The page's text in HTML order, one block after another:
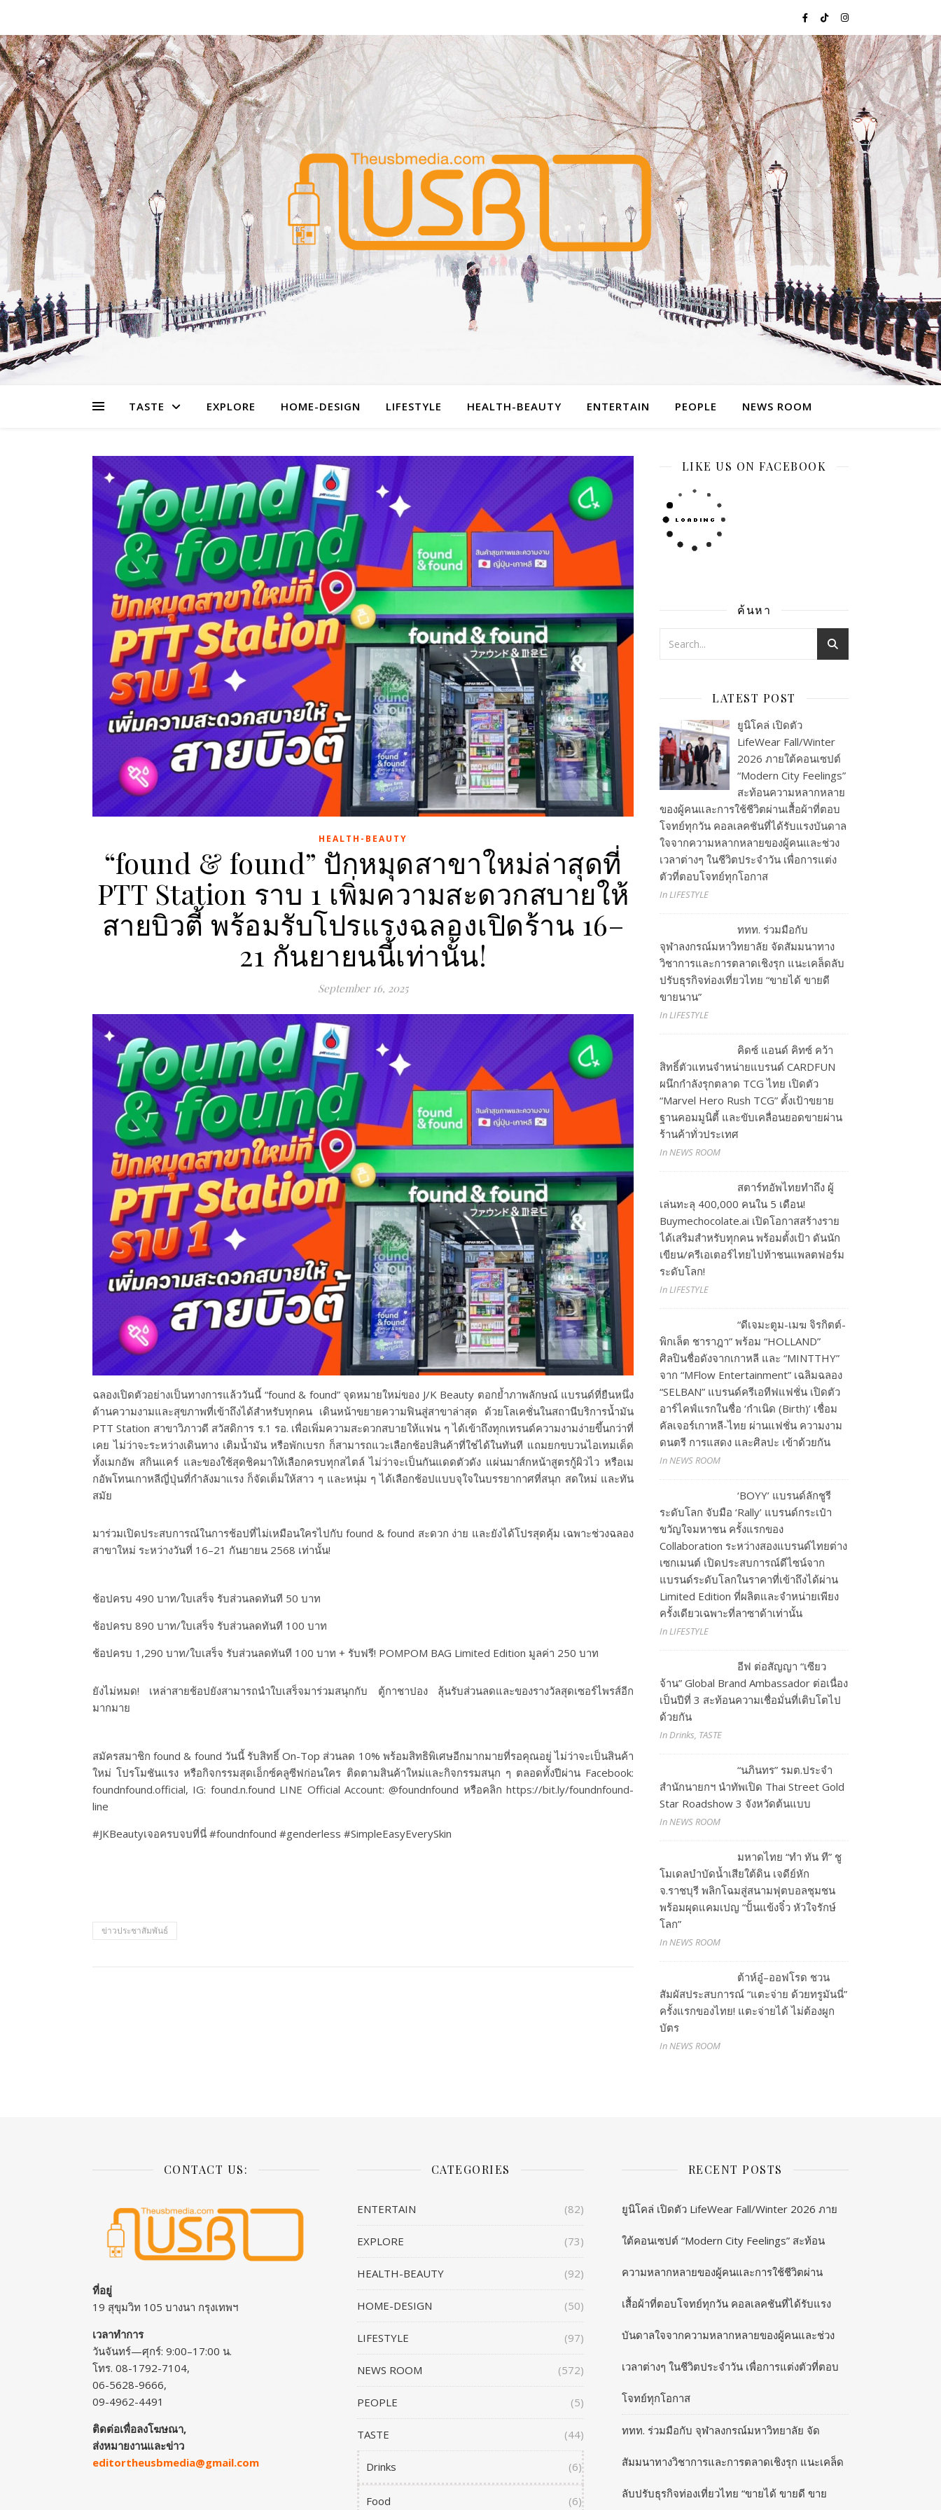
TASTE EXPLORE HOME-DESIGN LIFESTYLE HEALTH-BEAUTY ENTERTAIN PEOPLE NEWS ROOM
HEALTH-BEAUTY
“found & found” ปักหมุดสาขาใหม่ล่าสุดที่
PTT Station ราบ 1 เพิ่มความสะดวกสบายให้
สายบิวตี้ พร้อมรับโปรแรงฉลองเปิดร้าน 16–
21 กันยายนนี้เท่านั้น!
September 16, 2025
ฉลองเปิดตัวอย่างเป็นทางการแล้ววันนี้ “found & found” จุดหมายใหม่ของ J/K Beauty ตอกย้ำภาพลักษณ์ แบรนด์ที่ยืนหนึ่ง
ด้านความงามและสุขภาพที่เข้าถึงได้สำหรับทุกคน เดินหน้าขยายความฟินสู่สาขาล่าสุด ด้วยโลเคชั่นในสถานีบริการน้ำมัน
PTT Station สาขาวิภาวดี สวัสดิการ ร.1 รอ. เพื่อเพิ่มความสะดวกสบายให้แฟน ๆ ได้เข้าถึงทุกเทรนด์ความงามง่ายขึ้นกว่าที่
เคย ไม่ว่าจะระหว่างเดินทาง เติมน้ำมัน หรือพักเบรก ก็สามารถแวะเลือกช้อปสินค้าที่ใช่ได้ในทันที แถมยกขบวนไอเทมเด็ด
ทั้งเมกอัพ สกินแคร์ และของใช้สุดชิคมาให้เลือกครบทุกสไตล์ ไม่ว่าจะเป็นกันแดดตัวดัง แผ่นมาส์กหน้าสูตรกู้ผิวไว หรือเม
กอัพโทนเกาหลีญี่ปุ่นที่กำลังมาแรง ก็จัดเต็มให้สาว ๆ และหนุ่ม ๆ ได้เลือกช้อปแบบจุใจในบรรยากาศที่สนุก สดใหม่ และทัน
สมัย
มาร่วมเปิดประสบการณ์ในการช้อปที่ไม่เหมือนใครไปกับ found & found สะดวก ง่าย และยังได้โปรสุดคุ้ม เฉพาะช่วงฉลอง
สาขาใหม่ ระหว่างวันที่ 16–21 กันยายน 2568 เท่านั้น!
ช้อปครบ 490 บาท/ใบเสร็จ รับส่วนลดทันที 50 บาท
ช้อปครบ 890 บาท/ใบเสร็จ รับส่วนลดทันที 100 บาท
ช้อปครบ 1,290 บาท/ใบเสร็จ รับส่วนลดทันที 100 บาท + รับฟรี! POMPOM BAG Limited Edition มูลค่า 250 บาท
ยังไม่หมด! เหล่าสายช้อปยังสามารถนำใบเสร็จมาร่วมสนุกกับ ตู้กาชาปอง ลุ้นรับส่วนลดและของรางวัลสุดเซอร์ไพรส์อีก
มากมาย
สมัครสมาชิก found & found วันนี้ รับสิทธิ์ On-Top ส่วนลด 10% พร้อมสิทธิพิเศษอีกมากมายที่รอคุณอยู่ ไม่ว่าจะเป็นสินค้า
ใหม่ โปรโมชันแรง หรือกิจกรรมสุดเอ็กซ์คลูซีฟก่อนใคร ติดตามสินค้าใหม่และกิจกรรมสนุก ๆ ตลอดทั้งปีผ่าน Facebook:
foundnfound.official, IG: found.n.found LINE Official Account: @foundnfound หรือคลิก https://bit.ly/foundnfound-
line
#JKBeautyเจอครบจบที่นี่ #foundnfound #genderless #SimpleEasyEverySkin
ข่าวประชาสัมพันธ์
LIKE US ON FACEBOOK
ค้นหา
LATEST POST
ยูนิโคล่ เปิดตัว
LifeWear Fall/Winter
2026 ภายใต้คอนเซปต์
“Modern City Feelings”
สะท้อนความหลากหลาย
ของผู้คนและการใช้ชีวิตผ่านเสื้อผ้าที่ตอบ
โจทย์ทุกวัน คอลเลคชันที่ได้รับแรงบันดาล
ใจจากความหลากหลายของผู้คนและช่วง
เวลาต่างๆ ในชีวิตประจำวัน เพื่อการแต่ง
ตัวที่ตอบโจทย์ทุกโอกาส
In LIFESTYLE
ททท. ร่วมมือกับ
จุฬาลงกรณ์มหาวิทยาลัย จัดสัมมนาทาง
วิชาการและการตลาดเชิงรุก แนะเคล็ดลับ
ปรับธุรกิจท่องเที่ยวไทย “ขายได้ ขายดี
ขายนาน”
In LIFESTYLE
คิดซ์ แอนด์ คิทซ์ คว้า
สิทธิ์ตัวแทนจำหน่ายแบรนด์ CARDFUN
ผนึกกำลังรุกตลาด TCG ไทย เปิดตัว
“Marvel Hero Rush TCG” ตั้งเป้าขยาย
ฐานคอมมูนิตี้ และขับเคลื่อนยอดขายผ่าน
ร้านค้าทั่วประเทศ
In NEWS ROOM
สตาร์ทอัพไทยทำถึง ผู้
เล่นทะลุ 400,000 คนใน 5 เดือน!
Buymechocolate.ai เปิดโอกาสสร้างราย
ได้เสริมสำหรับทุกคน พร้อมตั้งเป้า ดันนัก
เขียน/ครีเอเตอร์ไทยไปท้าชนแพลตฟอร์ม
ระดับโลก!
In LIFESTYLE
“ดีเจมะตูม-เมฆ จิรกิตต์-
พิกเล็ต ชาราฎา” พร้อม “HOLLAND”
ศิลปินชื่อดังจากเกาหลี และ “MINTTHY”
จาก “MFlow Entertainment” เฉลิมฉลอง
“SELBAN” แบรนด์ครีเอทีฟแฟชั่น เปิดตัว
อาร์ไคฟ์แรกในชื่อ ‘กำเนิด (Birth)’ เชื่อม
คัลเจอร์เกาหลี-ไทย ผ่านแฟชั่น ความงาม
ดนตรี การแสดง และศิลปะ เข้าด้วยกัน
In NEWS ROOM
‘BOYY’ แบรนด์ลักชูรี
ระดับโลก จับมือ ‘Rally’ แบรนด์กระเป๋า
ขวัญใจมหาชน ครั้งแรกของ
Collaboration ระหว่างสองแบรนด์ไทยต่าง
เซกเมนต์ เปิดประสบการณ์ดีไซน์จาก
แบรนด์ระดับโลกในราคาที่เข้าถึงได้ผ่าน
Limited Edition ที่ผลิตและจำหน่ายเพียง
ครั้งเดียวเฉพาะที่ลาซาด้าเท่านั้น
In LIFESTYLE
อีฟ ต่อสัญญา “เซียว
จ้าน” Global Brand Ambassador ต่อเนื่อง
เป็นปีที่ 3 สะท้อนความเชื่อมั่นที่เติบโตไป
ด้วยกัน
In Drinks, TASTE
“นภินทร” รมต.ประจำ
สำนักนายกฯ นำทัพเปิด Thai Street Gold
Star Roadshow 3 จังหวัดต้นแบบ
In NEWS ROOM
มหาดไทย “ทำ ทัน ที” ชู
โมเดลบำบัดน้ำเสียใต้ดิน เจดีย์หัก
จ.ราชบุรี พลิกโฉมสู่สนามฟุตบอลชุมชน
พร้อมผุดแคมเปญ “ปั้นแข้งจิ๋ว หัวใจรักษ์
โลก”
In NEWS ROOM
ต้าห์อู๋–ออฟโรด ชวน
สัมผัสประสบการณ์ “แตะจ่าย ด้วยทรูมันนี่”
ครั้งแรกของไทย! แตะจ่ายได้ ไม่ต้องผูก
บัตร
In NEWS ROOM
CONTACT US:
ที่อยู่
19 สุขุมวิท 105 บางนา กรุงเทพฯ
เวลาทำการ
วันจันทร์—ศุกร์: 9:00–17:00 น.
โทร. 08-1792-7104,
06-5628-9666,
09-4962-4491
ติดต่อเพื่อลงโฆษณา,
ส่งหมายงานและข่าว
editortheusbmedia@gmail.com
CATEGORIES
ENTERTAIN (82)
EXPLORE (73)
HEALTH-BEAUTY (92)
HOME-DESIGN (50)
LIFESTYLE (97)
NEWS ROOM (572)
PEOPLE (5)
TASTE (44)
Drinks (6)
Food (6)
RECENT POSTS
ยูนิโคล่ เปิดตัว LifeWear Fall/Winter 2026 ภาย
ใต้คอนเซปต์ “Modern City Feelings” สะท้อน
ความหลากหลายของผู้คนและการใช้ชีวิตผ่าน
เสื้อผ้าที่ตอบโจทย์ทุกวัน คอลเลคชันที่ได้รับแรง
บันดาลใจจากความหลากหลายของผู้คนและช่วง
เวลาต่างๆ ในชีวิตประจำวัน เพื่อการแต่งตัวที่ตอบ
โจทย์ทุกโอกาส
ททท. ร่วมมือกับ จุฬาลงกรณ์มหาวิทยาลัย จัด
สัมมนาทางวิชาการและการตลาดเชิงรุก แนะเคล็ด
ลับปรับธุรกิจท่องเที่ยวไทย “ขายได้ ขายดี ขาย